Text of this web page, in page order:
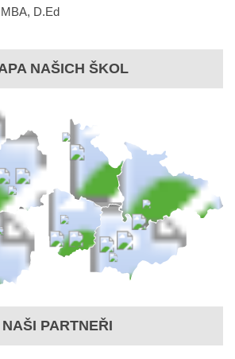
D.Ed
NAŠICH ŠKOL
NAŠI PARTNEŘI